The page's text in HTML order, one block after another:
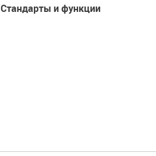
Стандарты и функции